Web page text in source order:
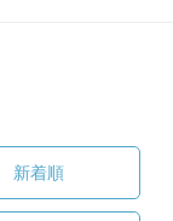
新着順